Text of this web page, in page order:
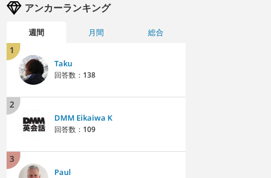
アンカーランキング
週間 月間 総合
1
Taku
回答数： 138
2
DMM Eikaiwa K
回答数： 109
3
Paul